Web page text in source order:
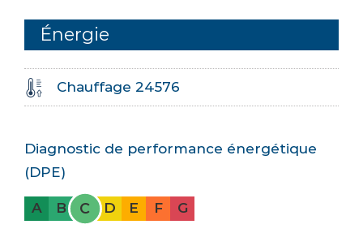
Énergie
Chauffage 24576
Diagnostic de performance énergétique
(DPE)
A B C D E F G